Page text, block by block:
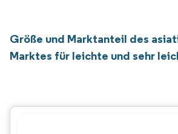
Größe und Marktanteil des
Marktes für leichte und sehr